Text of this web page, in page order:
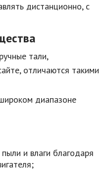
дистанционно, с
тали,
отличаются такими
диапазоне
и влаги благодаря